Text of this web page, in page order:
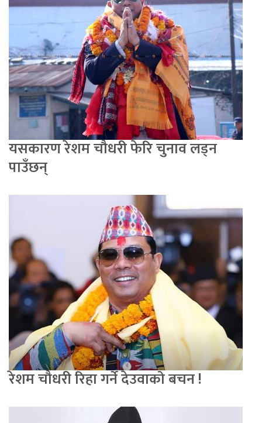
यसकारण रेशम चौधरी फेरि चुनाव लड्न
पाउँछन्
रेशम चौधरी रिहा गर्ने देउवाको बचन !